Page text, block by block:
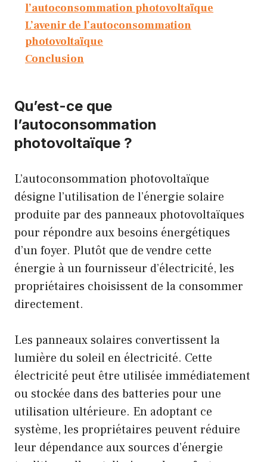
l’autoconsommation photovoltaïque
L’avenir de l’autoconsommation
photovoltaïque
Conclusion
Qu’est-ce que
l’autoconsommation
photovoltaïque ?
L’autoconsommation photovoltaïque
désigne l’utilisation de l’énergie solaire
produite par des panneaux photovoltaïques
pour répondre aux besoins énergétiques
d’un foyer. Plutôt que de vendre cette
énergie à un fournisseur d’électricité, les
propriétaires choisissent de la consommer
directement.
Les panneaux solaires convertissent la
lumière du soleil en électricité. Cette
électricité peut être utilisée immédiatement
ou stockée dans des batteries pour une
utilisation ultérieure. En adoptant ce
système, les propriétaires peuvent réduire
leur dépendance aux sources d’énergie